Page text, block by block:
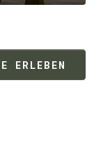
ERLEBEN